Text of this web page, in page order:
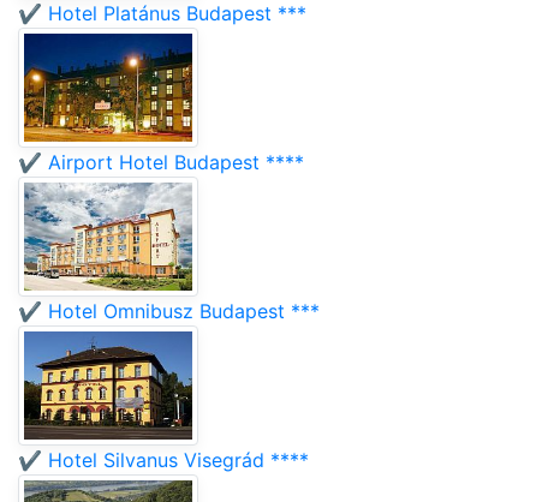
✔️ Hotel Platánus Budapest ***
✔️ Airport Hotel Budapest ****
✔️ Hotel Omnibusz Budapest ***
✔️ Hotel Silvanus Visegrád ****